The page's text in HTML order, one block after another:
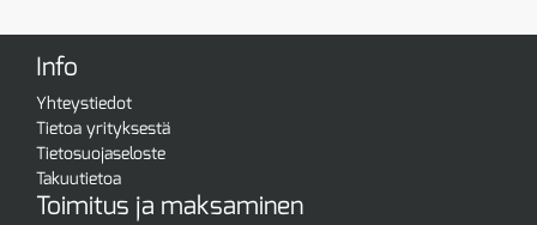
Info
Yhteystiedot
Tietoa yrityksestä
Tietosuojaseloste
Takuutietoa
Toimitus ja maksaminen